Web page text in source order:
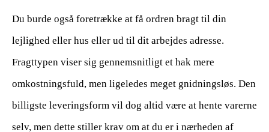
Du burde også foretrække at få ordren bragt til din
lejlighed eller hus eller ud til dit arbejdes adresse.
Fragttypen viser sig gennemsnitligt et hak mere
omkostningsfuld, men ligeledes meget gnidningsløs. Den
billigste leveringsform vil dog altid være at hente varerne
selv, men dette stiller krav om at du er i nærheden af